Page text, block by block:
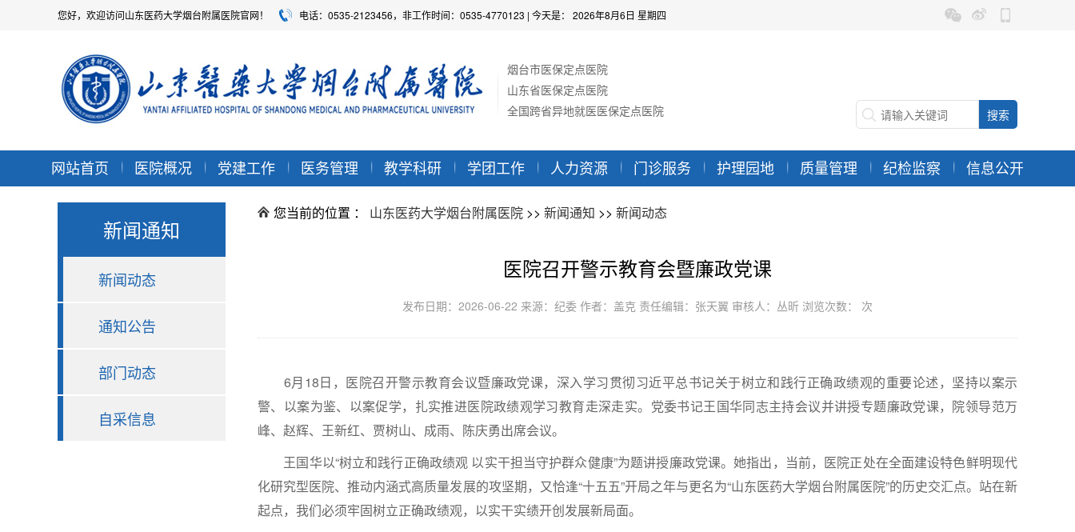
您好，欢迎访问山东医药大学烟台附属医院官网！ 电话：0535-2123456，非工作时间：0535-4770123 | 今天是： 2026年8月6日 星期四
烟台市医保定点医院
山东省医保定点医院
全国跨省异地就医医保定点医院
网站首页 医院概况 党建工作 医务管理 教学科研 学团工作 人力资源 门诊服务 护理园地 质量管理 纪检监察 信息公开
新闻通知
新闻动态
通知公告
部门动态
自采信息
您当前的位置 ： 山东医药大学烟台附属医院 >> 新闻通知 >> 新闻动态
医院召开警示教育会暨廉政党课
发布日期：2026-06-22 来源：纪委 作者：盖克 责任编辑：张天翼 审核人：丛昕 浏览次数： 次
6月18日，医院召开警示教育会议暨廉政党课，深入学习贯彻习近平总书记关于树立和践行正确政绩观的重要论述，坚持以案示
警、以案为鉴、以案促学，扎实推进医院政绩观学习教育走深走实。党委书记王国华同志主持会议并讲授专题廉政党课，院领导范万
峰、赵辉、王新红、贾树山、成雨、陈庆勇出席会议。
王国华以“树立和践行正确政绩观 以实干担当守护群众健康”为题讲授廉政党课。她指出，当前，医院正处在全面建设特色鲜明现代
化研究型医院、推动内涵式高质量发展的攻坚期，又恰逢“十五五”开局之年与更名为“山东医药大学烟台附属医院”的历史交汇点。站在新
起点，我们必须牢固树立正确政绩观，以实干实绩开创发展新局面。